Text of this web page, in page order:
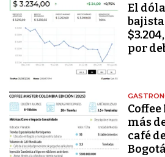
El
por
más
café